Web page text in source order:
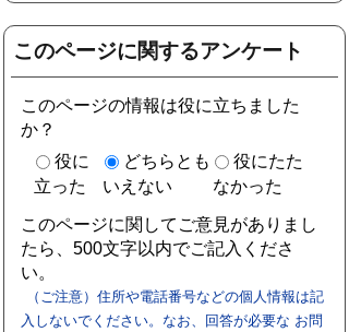
このページに関するアンケート
このページの情報は役に立ちました
か？
役に
立った
どちらとも
いえない
役にたた
なかった
このページに関してご意見がありまし
たら、500文字以内でご記入くださ
い。
（ご注意）住所や電話番号などの個人情報は記
入しないでください。なお、回答が必要な お問